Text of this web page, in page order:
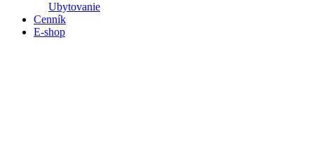
Ubytovanie
Cenník
E-shop